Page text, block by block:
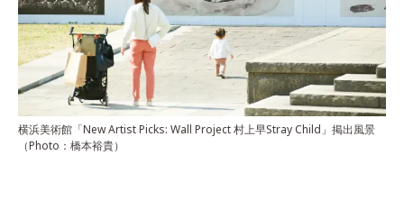
横浜美術館「New Artist Picks: Wall Project 村上早Stray Child」 掲出風景
（Photo：橋本裕貴）